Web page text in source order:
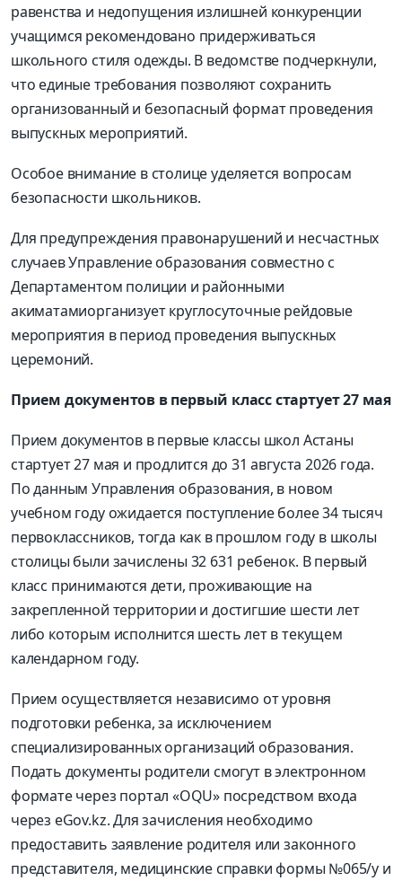
равенства и недопущения излишней конкуренции
учащимся рекомендовано придерживаться
школьного стиля одежды. В ведомстве подчеркнули,
что единые требования позволяют сохранить
организованный и безопасный формат проведения
выпускных мероприятий.
Особое внимание в столице уделяется вопросам
безопасности школьников.
Для предупреждения правонарушений и несчастных
случаев Управление образования совместно с
Департаментом полиции и районными
акиматамиорганизует круглосуточные рейдовые
мероприятия в период проведения выпускных
церемоний.
Прием документов в первый класс стартует 27 мая
Прием документов в первые классы школ Астаны
стартует 27 мая и продлится до 31 августа 2026 года.
По данным Управления образования, в новом
учебном году ожидается поступление более 34 тысяч
первоклассников, тогда как в прошлом году в школы
столицы были зачислены 32 631 ребенок. В первый
класс принимаются дети, проживающие на
закрепленной территории и достигшие шести лет
либо которым исполнится шесть лет в текущем
календарном году.
Прием осуществляется независимо от уровня
подготовки ребенка, за исключением
специализированных организаций образования.
Подать документы родители смогут в электронном
формате через портал «OQU» посредством входа
через eGov.kz. Для зачисления необходимо
предоставить заявление родителя или законного
представителя, медицинские справки формы №065/уи